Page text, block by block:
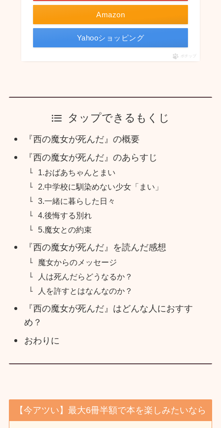
Amazon
Yahooショッピング
ポチップ
タップできるもくじ
『西の魔女が死んだ』の概要
『西の魔女が死んだ』のあらすじ
1.おばあちゃんとまい
2.中学校に馴染めない少女「まい」
3.一緒に暮らした日々
4.後悔する別れ
5.魔女との約束
『西の魔女が死んだ』を読んだ感想
魔女からのメッセージ
人は死んだらどうなるか？
人を許すとはなんなのか？
『西の魔女が死んだ』はどんな人におすす
め？
おわりに
【今アツい】最大6冊半額で本を楽しみたいなら